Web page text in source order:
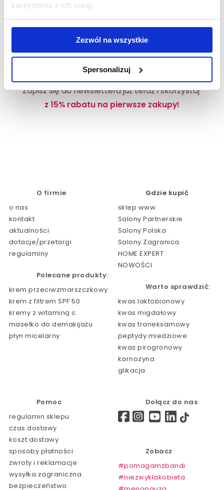
korzystania z ich usług.
Zezwól na wszystkie
Spersonalizuj
Dołącz do grona miłośników #mojebandi
Zapisz się do newslettera już teraz i skorzystaj
z 15% rabatu na pierwsze zakupy!
O firmie
o nas
kontakt
aktualności
dotacje/przetargi
regulaminy
Polecane produkty:
krem przeciwzmarszczkowy
krem z filtrem SPF 50
kremy z witaminą c
masełko do demakijażu
płyn micelarny
Gdzie kupić
sklep www
Salony Partnerskie
Salony Polska
Salony Zagranica
HOME EXPERT
NOWOŚCI
Warto sprawdzić:
kwas laktobionowy
kwas migdałowy
kwas traneksamowy
peptydy miedziowe
kwas pirogronowy
karnozyna
glikacja
Pomoc
regulamin sklepu
czas dostawy
koszt dostawy
sposoby płatności
zwroty i reklamacje
wysyłka zagraniczna
bezpieczeństwo
Dołącz do nas
Zobacz
#pomagamzbandi
#niezwyklakobieta